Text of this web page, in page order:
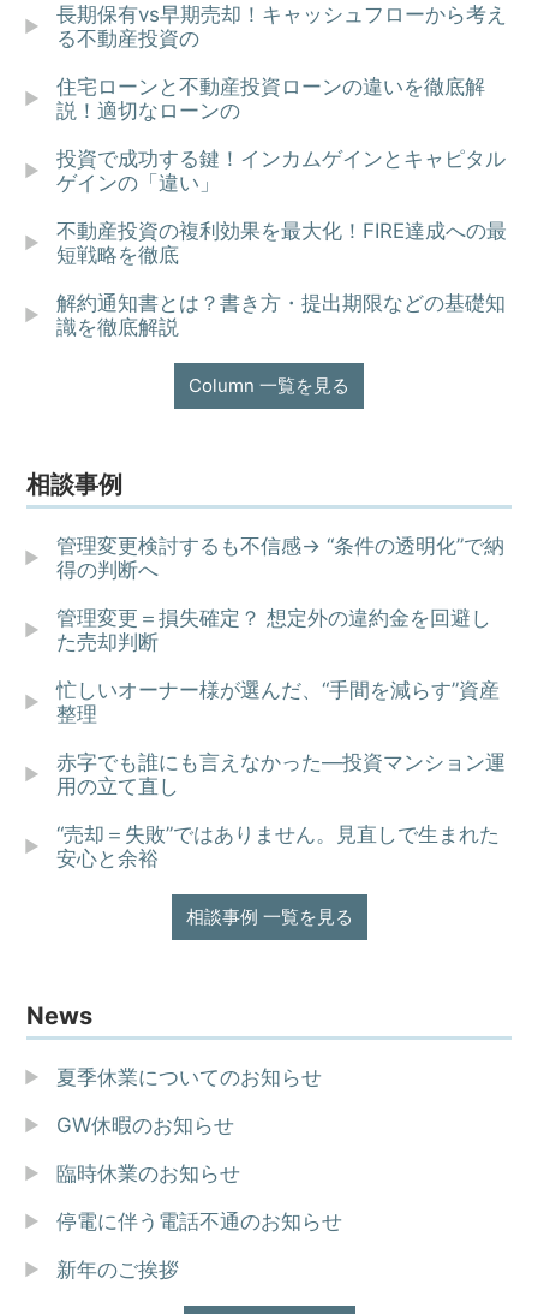
長期保有vs早期売却！キャッシュフローから考え
る不動産投資の
住宅ローンと不動産投資ローンの違いを徹底解
説！適切なローンの
投資で成功する鍵！インカムゲインとキャピタル
ゲインの「違い」
不動産投資の複利効果を最大化！FIRE達成への最
短戦略を徹底
解約通知書とは？書き方・提出期限などの基礎知
識を徹底解説
Column 一覧を見る
相談事例
管理変更検討するも不信感→ “条件の透明化”で納
得の判断へ
管理変更＝損失確定？ 想定外の違約金を回避し
た売却判断
忙しいオーナー様が選んだ、“手間を減らす”資産
整理
赤字でも誰にも言えなかった—投資マンション運
用の立て直し
“売却＝失敗”ではありません。見直しで生まれた
安心と余裕
相談事例 一覧を見る
News
夏季休業についてのお知らせ
GW休暇のお知らせ
臨時休業のお知らせ
停電に伴う電話不通のお知らせ
新年のご挨拶